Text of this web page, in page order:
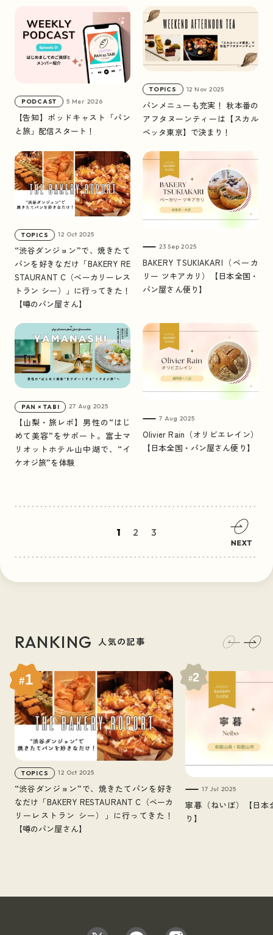
PODCAST 5 Mar 2026
【告知】ポッドキャスト「パン
と旅」配信スタート！
TOPICS 12 Nov 2025
パンメニューも充実！ 秋本番の
アフタヌーンティーは【スカル
ペッタ東京】で決まり！
TOPICS 12 Oct 2025
“渋谷ダンジョン”で、焼きたて
パンを好きなだけ「BAKERY RE
STAURANT C（ベーカリーレス
トラン シー）」に行ってきた！
【噂のパン屋さん】
23 Sep 2025
BAKERY TSUKIAKARI（ベーカ
リー ツキアカリ）【日本全国・
パン屋さん便り】
PAN × TABI 27 Aug 2025
【山梨・旅レポ】男性の“はじ
めて美容”をサポート。富士マ
リオットホテル山中湖で、“イ
ケオジ旅”を体験
7 Aug 2025
Olivier Rain（オリビエレイン）
【日本全国・パン屋さん便り】
1 2 3
RANKING 人気の記事
#1
TOPICS 12 Oct 2025
“渋谷ダンジョン”で、焼きたてパンを好き
なだけ「BAKERY RESTAURANT C（ベーカ
リーレストラン シー）」に行ってきた！
【噂のパン屋さん】
#2
17 Jul 2025
寧暮（ねいぼ）【日本
り】